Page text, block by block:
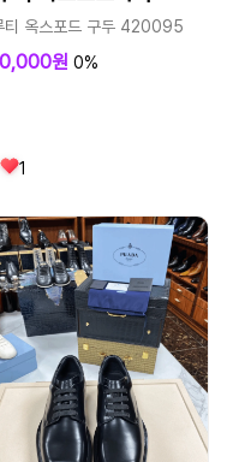
티 옥스포드 구두 420095
원 0%
1